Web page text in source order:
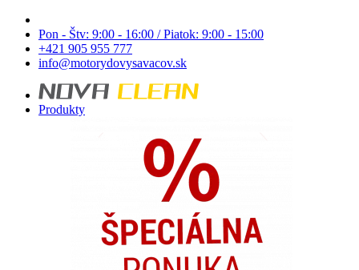
Pon - Štv: 9:00 - 16:00 / Piatok: 9:00 - 15:00
+421 905 955 777
info@motorydovysavacov.sk
Produkty